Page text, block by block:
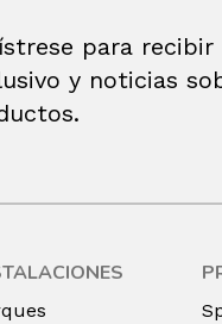
para
y noticias